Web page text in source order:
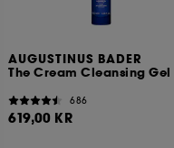
AUGUSTINUS BADER
The Cream Cleansing Gel
686
619,00 KR